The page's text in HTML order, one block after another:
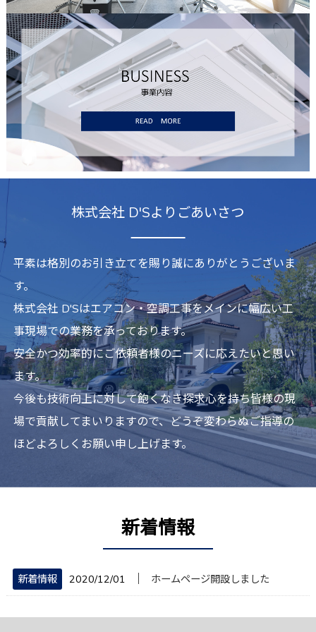
株式会社 D'Sよりごあいさつ
平素は格別のお引き立てを賜り誠にありがとうございま
す。
株式会社 D'Sはエアコン・空調工事をメインに幅広い工
事現場での業務を承っております。
安全かつ効率的にご依頼者様のニーズに応えたいと思い
ます。
今後も技術向上に対して飽くなき探求心を持ち皆様の現
場で貢献してまいりますので、どうぞ変わらぬご指導の
ほどよろしくお願い申し上げます。
新着情報
新着情報 2020/12/01 ホームページ開設しました